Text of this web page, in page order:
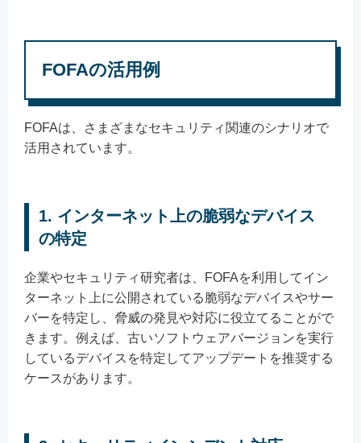
FOFAの活用例
FOFAは、さまざまなセキュリティ関連のシナリオで
活用されています。
1. インターネット上の脆弱なデバイス
の特定
企業やセキュリティ研究者は、FOFAを利用してイン
ターネット上に公開されている脆弱なデバイスやサー
バーを特定し、脅威の発見や対応に役立てることがで
きます。例えば、古いソフトウェアバージョンを実行
しているデバイスを特定してアップデートを推奨する
ケースがあります。